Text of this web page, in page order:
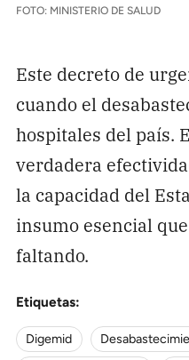
FOTO: MINISTERIO DE SALUD
Este decreto de
cuando el
hospitales del país.
verdadera
la capacidad del
insumo esencial
faltando.
Etiquetas:
Digemid